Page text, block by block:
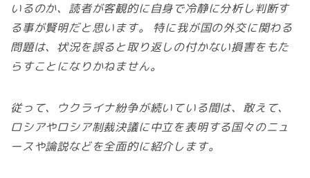
いるのか、読者が客観的に自身で冷静に分析し判断す
る事が賢明だと思います。 特に我が国の外交に関わる
問題は、状況を誤ると取り返しの付かない損害をもた
らすことになりかねません。
従って、ウクライナ紛争が続いている間は、敢えて、
ロシアやロシア制裁決議に中立を表明する国々のニュ
ースや論説などを全面的に紹介します。